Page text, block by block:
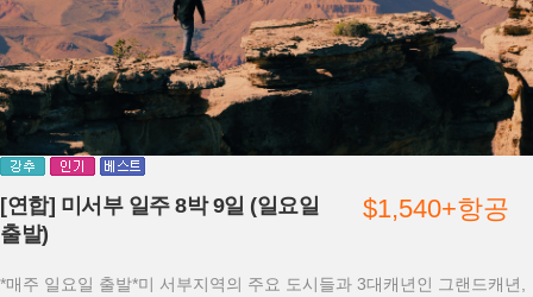
[연합] 미서부 일주 8박 9일 (일요일
출발)
*매주 일요일 출발*미 서부지역의 주요 도시들과 3대캐년인 그랜드캐년,
$1,540+항공